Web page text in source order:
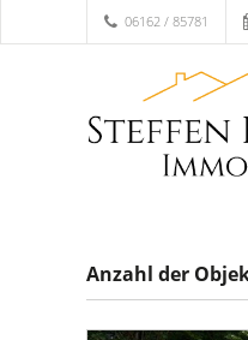
06162 / 85781
Anzahl der